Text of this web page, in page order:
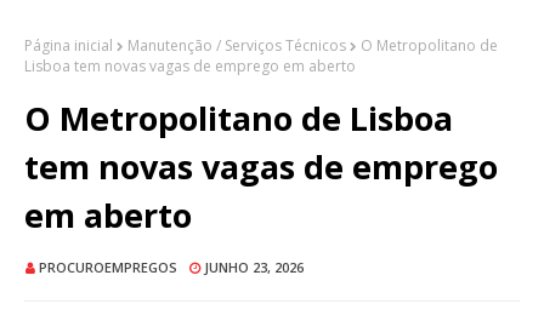
Página inicial Manutenção / Serviços Técnicos
O Metropolitano de
Lisboa tem novas vagas de emprego em aberto
O Metropolitano de Lisboa
tem novas vagas de emprego
em aberto
PROCUROEMPREGOS JUNHO 23, 2026